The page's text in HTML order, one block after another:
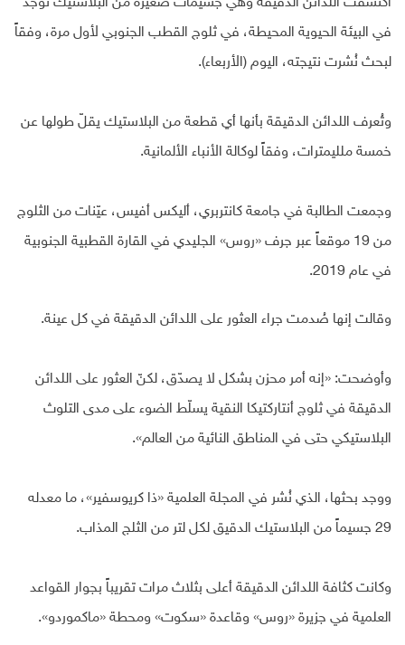
في البيئة الحيوية المحيطة، في ثلوج القطب الجنوبي لأول مرة، وفقاً
لبحث نُشرت نتيجته، اليوم (الأربعاء).
وتُعرف اللدائن الدقيقة بأنها أي قطعة من البلاستيك يقلّ طولها عن
خمسة ملليمترات، وفقاً لوكالة الأنباء الألمانية.
وجمعت الطالبة في جامعة كانتربري، أليكس أفيس، عيّنات من الثلوج
من 19 موقعاً عبر جرف «روس» الجليدي في القارة القطبية الجنوبية
في عام 2019.
وقالت إنها صُدمت جراء العثور على اللدائن الدقيقة في كل عينة.
وأوضحت: «إنه أمر محزن بشكل لا يصدّق، لكنّ العثور على اللدائن
الدقيقة في ثلوج أنتاركتيكا النقية يسلّط الضوء على مدى التلوث
البلاستيكي حتى في المناطق النائية من العالم».
ووجد بحثها، الذي نُشر في المجلة العلمية «ذا كريوسفير»، ما معدله
29 جسيماً من البلاستيك الدقيق لكل لتر من الثلج المذاب.
وكانت كثافة اللدائن الدقيقة أعلى بثلاث مرات تقريباً بجوار القواعد
العلمية في جزيرة «روس» وقاعدة «سكوت» ومحطة «ماكموردو».